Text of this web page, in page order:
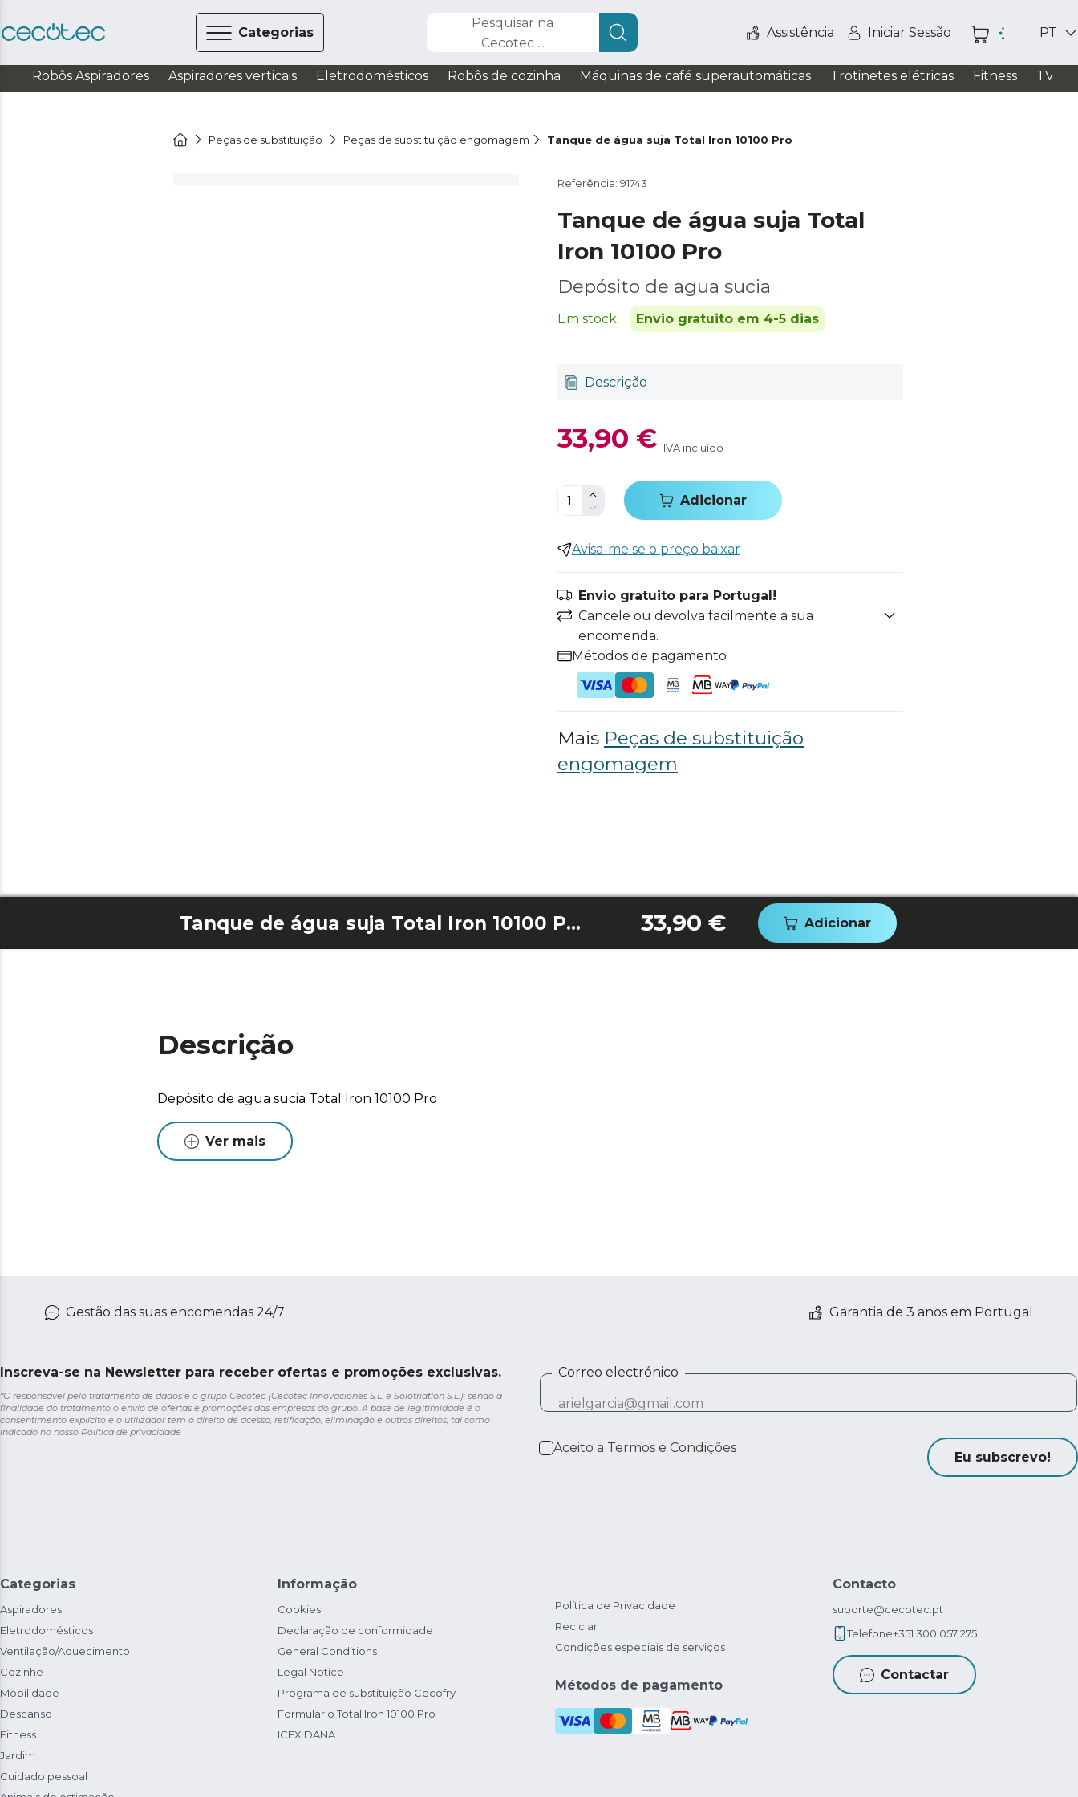
Categorias
Pesquisar na
Cecotec ...
Assistência Iniciar Sessão PT
Robôs Aspiradores Aspiradores verticais Eletrodomésticos Robôs de cozinha Máquinas de café superautomáticas Trotinetes elétricas Fitness TV /
Peças de substituição Peças de substituição engomagem Tanque de água suja Total Iron 10100 Pro
Referência: 91743
Tanque de água suja Total
Iron 10100 Pro
Depósito de agua sucia
Em stock Envio gratuito em 4-5 dias
Descrição
33,90 € IVA incluído
Adicionar
Avisa-me se o preço baixar
Envio gratuito para Portugal!
Cancele ou devolva facilmente a sua
encomenda.
Métodos de pagamento
Mais Peças de substituição
engomagem
Tanque de água suja Total Iron 10100 Pro 33,90 € Adicionar
Descrição
Depósito de agua sucia Total Iron 10100 Pro
Ver mais
Gestão das suas encomendas 24/7 Garantia de 3 anos em Portugal
Inscreva-se na Newsletter para receber ofertas e promoções exclusivas.
*O responsável pelo tratamento de dados é o grupo Cecotec (Cecotec Innovaciones S.L. e Solotriatlon S.L.), sendo a
finalidade do tratamento o envio de ofertas e promoções das empresas do grupo. A base de legitimidade é o
consentimento explícito e o utilizador tem o direito de acesso, retificação, eliminação e outros direitos, tal como
indicado no nosso Política de privacidade
Correo electrónico
Aceito a Termos e Condições
Eu subscrevo!
Categorias
Aspiradores
Eletrodomésticos
Ventilação/Aquecimento
Cozinhe
Mobilidade
Descanso
Fitness
Jardim
Cuidado pessoal
Informação
Cookies
Declaração de conformidade
General Conditions
Legal Notice
Programa de substituição Cecofry
Formulário Total Iron 10100 Pro
ICEX DANA
Política de Privacidade
Reciclar
Condições especiais de serviços
Métodos de pagamento
Contacto
suporte@cecotec.pt
Telefone+351 300 057 275
Contactar